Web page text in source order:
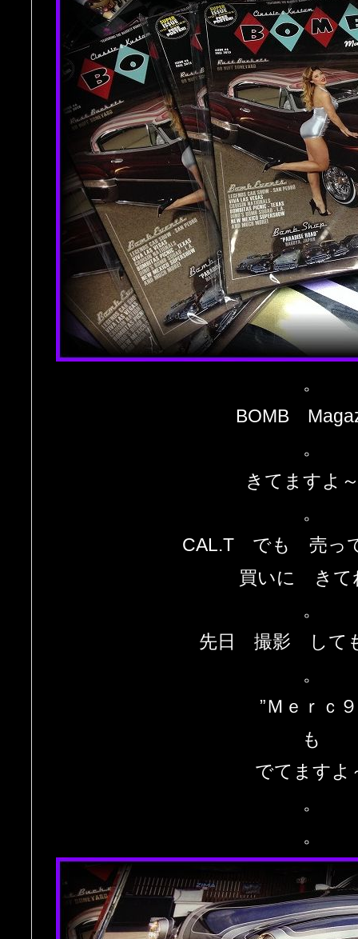
。
BOMB
。
きてますよ
。
CAL.T でも 売っ
買いに きて
。
先日 撮影 して
。
”Ｍｅｒｃ
も
でてますよ
。
。